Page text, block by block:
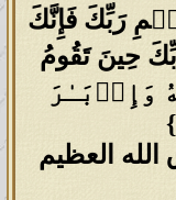
لِحُكۡمِ رَبِّكَ فَإِنَّكَ
حِینَ تَقُومُ
وَإِدۡبَـٰرَ